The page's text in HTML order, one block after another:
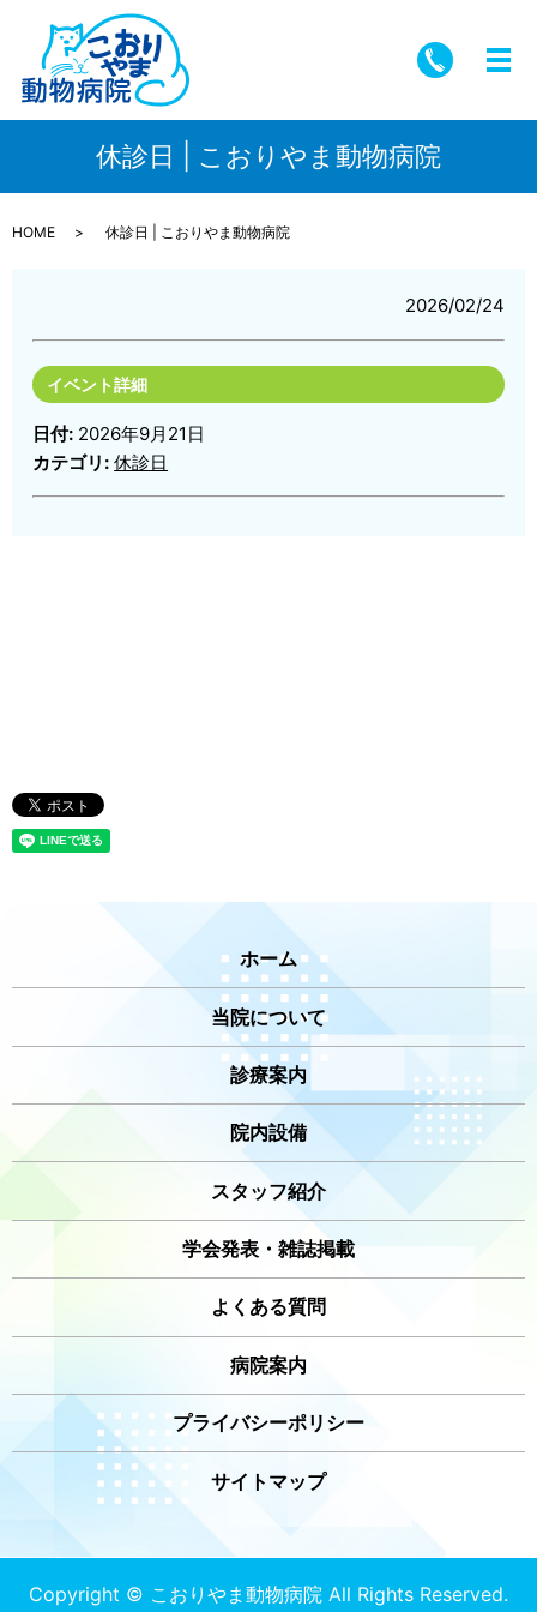
メ
休診日 | こおりやま動物病院
HOME 休診日 | こおりやま動物病院
2026/02/24
イベント詳細
日付: 2026年9月21日
カテゴリ: 休診日
ホーム
当院について
診療案内
院内設備
スタッフ紹介
学会発表・雑誌掲載
よくある質問
病院案内
プライバシーポリシー
サイトマップ
Copyright © こおりやま動物病院 All Rights Reserved.